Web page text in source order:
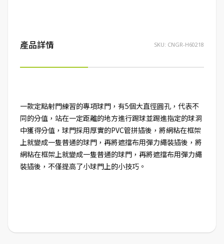
產品詳情 SKU: CNGR-H60218
一款定點射門練習的專項球門，有5個大直徑圓孔，代表不
同的分值，站在一定距離的地方進行踢球並踢進指定的球洞
中獲得分值，球門採用厚實的PVC管拼插後，將網粘在框架
上就變成一隻普通的球門，再將遮擋布用彈力繩裝插後，將
網粘在框架上就變成一隻普通的球門，再將遮擋布用彈力繩
裝插後，不僅提高了小球門上的小技巧。